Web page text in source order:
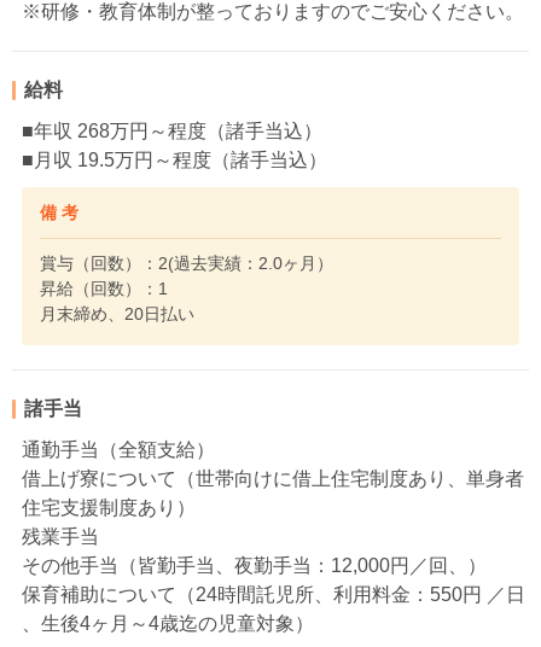
※研修・教育体制が整っておりますのでご安心ください。
給料
■年収 268万円～程度（諸手当込）
■月収 19.5万円～程度（諸手当込）
備 考
賞与（回数）：2(過去実績：2.0ヶ月）
昇給（回数）：1
月末締め、20日払い
諸手当
通勤手当（全額支給）
借上げ寮について（世帯向けに借上住宅制度あり、単身者
住宅支援制度あり）
残業手当
その他手当（皆勤手当、夜勤手当：12,000円／回、）
保育補助について（24時間託児所、利用料金：550円 ／日
、生後4ヶ月～4歳迄の児童対象）